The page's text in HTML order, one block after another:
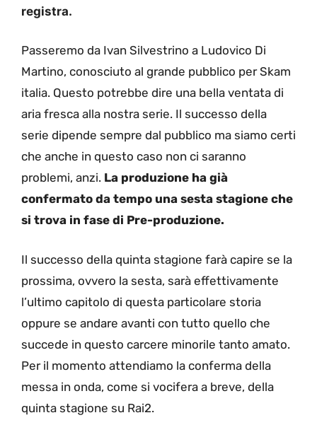
registra.
Passeremo da Ivan Silvestrino a Ludovico Di
Martino, conosciuto al grande pubblico per Skam
italia. Questo potrebbe dire una bella ventata di
aria fresca alla nostra serie. Il successo della
serie dipende sempre dal pubblico ma siamo certi
che anche in questo caso non ci saranno
problemi, anzi. La produzione ha già
confermato da tempo una sesta stagione che
si trova in fase di Pre-produzione.
Il successo della quinta stagione farà capire se la
prossima, ovvero la sesta, sarà effettivamente
l’ultimo capitolo di questa particolare storia
oppure se andare avanti con tutto quello che
succede in questo carcere minorile tanto amato.
Per il momento attendiamo la conferma della
messa in onda, come si vocifera a breve, della
quinta stagione su Rai2.